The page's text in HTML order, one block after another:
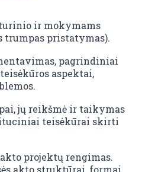
ir mokymams
trumpas pristatymas).
pagrindiniai
aspektai,
jų reikšmė ir taikymas
teisėkūrai skirti
projektų rengimas.
akto struktūrai, formai